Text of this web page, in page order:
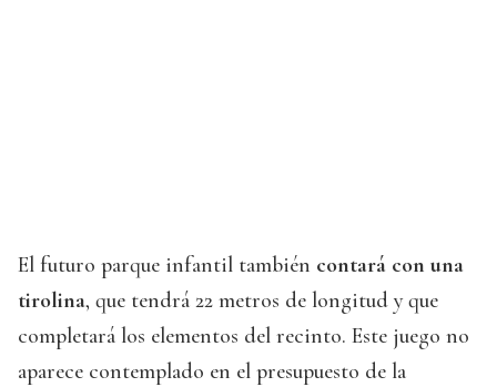
El futuro parque infantil también contará con una
tirolina, que tendrá 22 metros de longitud y que
completará los elementos del recinto. Este juego no
aparece contemplado en el presupuesto de la